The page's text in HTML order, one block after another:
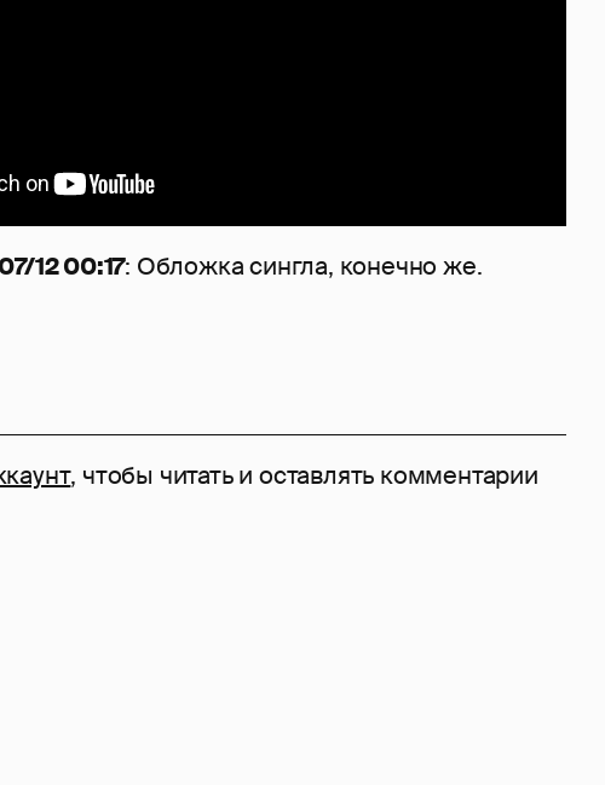
12 00:17: Обложка сингла, конечно же.
, чтобы читать и оставлять комментарии